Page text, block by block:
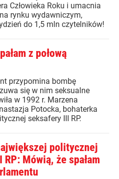
Człowieka Roku i umacnia
rynku wydawniczym,
do 1,5 mln czytelników!
z połową
przypomina bombę
się w nim seksualne
w 1992 r. Marzena
Potocka, bohaterka
seksafery III RP.
politycznej
Mówią, że spałam